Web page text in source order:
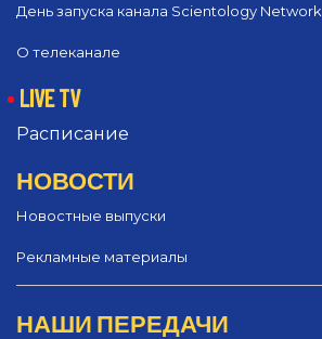
День запуска канала Scientology Network
О телеканале
LIVE TV
Расписание
НОВОСТИ
Новостные выпуски
Рекламные материалы
НАШИ ПЕРЕДАЧИ